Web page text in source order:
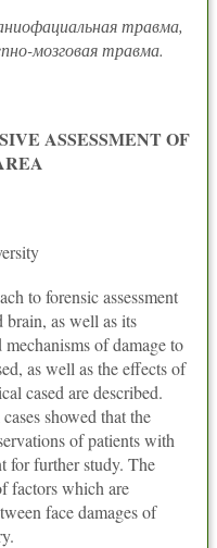
травма,
мозговая травма.
ASSESSMENT OF
to forensic assessment
as well as its
mechanisms of damage to
as well as the effects of
cased are described.
showed that the
of patients with
for further study. The
factors which are
face damages of